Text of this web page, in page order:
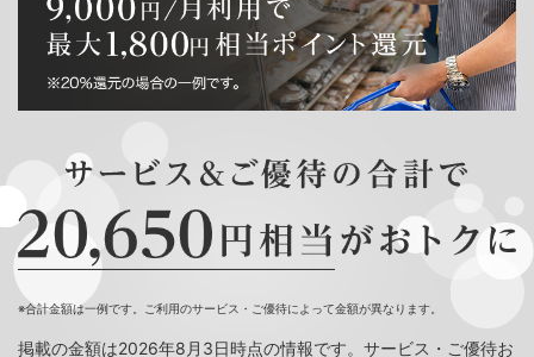
※合計金額は一例です。ご利用のサービス・ご優待によって金額が異なります。
掲載の金額は2026年8月3日時点の情報です。サービス・ご優待お